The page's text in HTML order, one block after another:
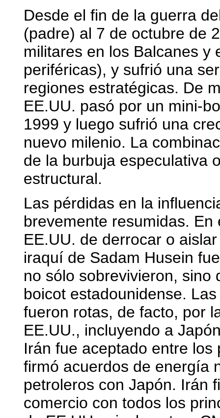
Desde el fin de la guerra
(padre) al 7 de octubre de
militares en los Balcanes y
periféricas), y sufrió una
regiones estratégicas. De
EE.UU. pasó por un mini-
1999 y luego sufrió una
nuevo milenio. La
de la burbuja especulativa
estructural.
Las pérdidas en la
brevemente resumidas.
EE.UU. de derrocar o
iraquí de Sadam Husein
no sólo sobrevivieron, sino
boicot estadounidense.
fueron rotas, de facto, por
EE.UU., incluyendo a
Irán fue aceptado entre
firmó acuerdos de energía
petroleros con Japón. Irán
comercio con todos los